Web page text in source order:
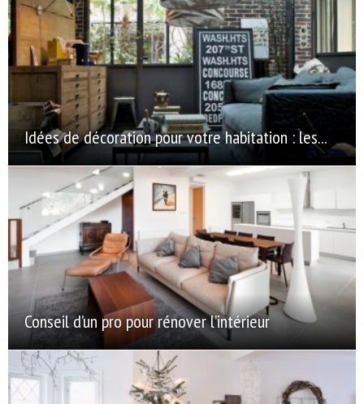
Idées de décoration pour votre habitation : les...
Conseil d’un pro pour rénover l’intérieur